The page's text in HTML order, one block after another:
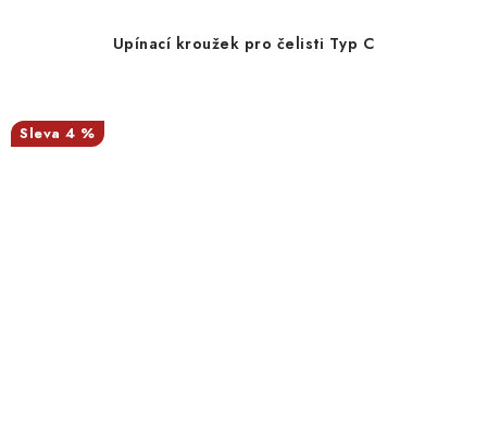
Upínací kroužek pro čelisti Typ C
4 %